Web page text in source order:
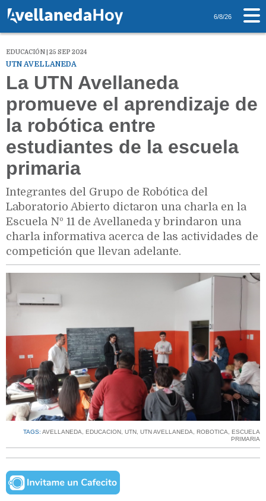
6/8/26
EDUCACIÓN | 25 SEP 2024
UTN AVELLANEDA
La UTN Avellaneda
promueve el aprendizaje de
la robótica entre
estudiantes de la escuela
primaria
Integrantes del Grupo de Robótica del
Laboratorio Abierto dictaron una charla en la
Escuela Nº 11 de Avellaneda y brindaron una
charla informativa acerca de las actividades de
competición que llevan adelante.
TAGS: AVELLANEDA, EDUCACION, UTN, UTN AVELLANEDA, ROBOTICA, ESCUELA
PRIMARIA